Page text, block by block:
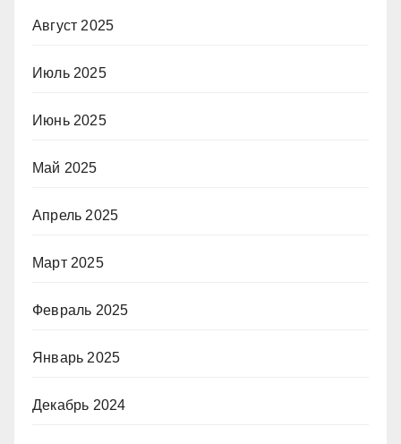
Август 2025
Июль 2025
Июнь 2025
Май 2025
Апрель 2025
Март 2025
Февраль 2025
Январь 2025
Декабрь 2024